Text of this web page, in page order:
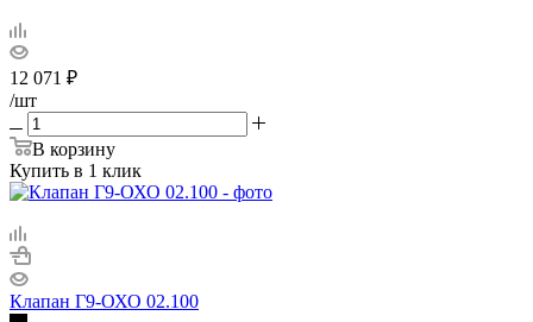
12 071 ₽
/шт
В корзину
Купить в 1 клик
Клапан Г9-ОХО 02.100